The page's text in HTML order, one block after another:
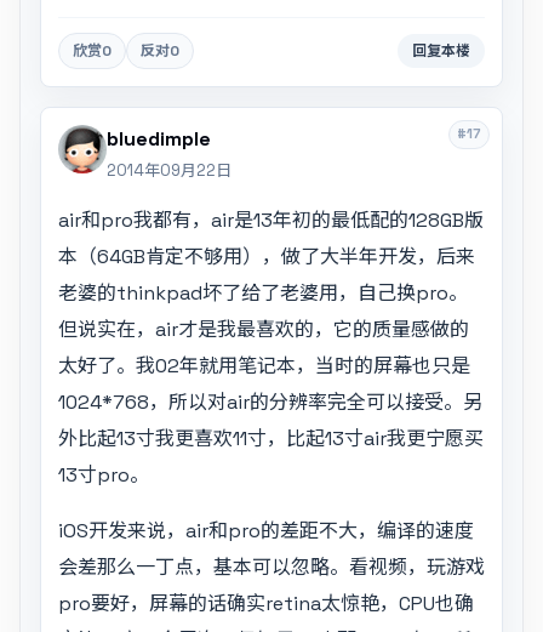
欣赏0 反对0 回复本楼
#17
bluedimple
2014年09月22日
air和pro我都有，air是13年初的最低配的128GB版
本（64GB肯定不够用），做了大半年开发，后来
老婆的thinkpad坏了给了老婆用，自己换pro。
但说实在，air才是我最喜欢的，它的质量感做的
太好了。我02年就用笔记本，当时的屏幕也只是
1024*768，所以对air的分辨率完全可以接受。另
外比起13寸我更喜欢11寸，比起13寸air我更宁愿买
13寸pro。
iOS开发来说，air和pro的差距不大，编译的速度
会差那么一丁点，基本可以忽略。看视频，玩游戏
pro要好，屏幕的话确实retina太惊艳，CPU也确